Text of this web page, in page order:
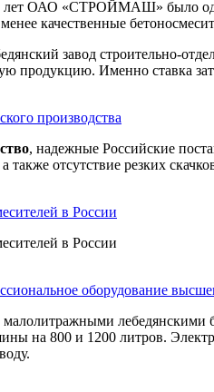
ОАО «СТРОЙМАШ» было
качественные
завод строительно-
продукцию. Именно ставка
производства
, надежные Российские
также отсутствие резких
в России
в России
оборудование
на 800 и 1200 литров.